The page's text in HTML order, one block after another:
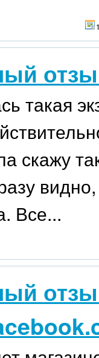
такая
скажу
Все...